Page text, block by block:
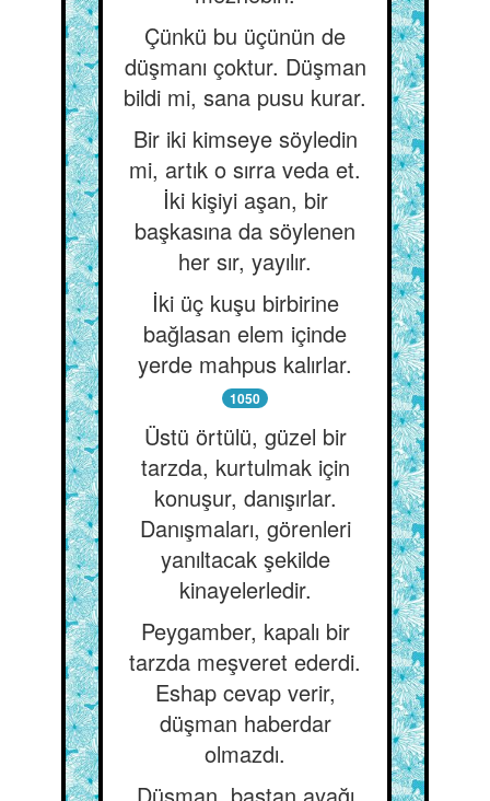
Çünkü bu üçünün de
düşmanı çoktur. Düşman
bildi mi, sana pusu kurar.
Bir iki kimseye söyledin
mi, artık o sırra veda et.
İki kişiyi aşan, bir
başkasına da söylenen
her sır, yayılır.
İki üç kuşu birbirine
bağlasan elem içinde
yerde mahpus kalırlar.
1050
Üstü örtülü, güzel bir
tarzda, kurtulmak için
konuşur, danışırlar.
Danışmaları, görenleri
yanıltacak şekilde
kinayelerledir.
Peygamber, kapalı bir
tarzda meşveret ederdi.
Eshap cevap verir,
düşman haberdar
olmazdı.